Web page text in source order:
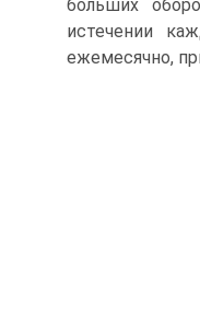
больших
истечении
ежемесячно,